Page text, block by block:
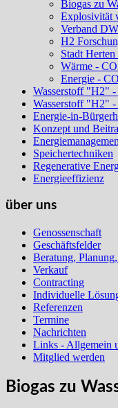
Biogas zu
Explosivität
Verband
H2
Stadt
Wärme -
Energie -
Wasserstoff "H2"
Wasserstoff "H2"
Energie-in-
Konzept und
Speichertechniken
Regenerative
Energieeffizienz
über uns
Genossenschaft
Geschäftsfelder
Beratung,
Verkauf
Contracting
Individuelle
Referenzen
Termine
Nachrichten
Links - Allgemein
Mitglied werden
Biogas zu